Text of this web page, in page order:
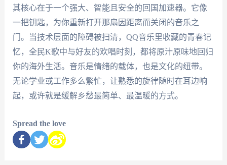
其核心在于一个强大、智能且安全的回国加速器。它像
一把钥匙，为你重新打开那扇因距离而关闭的音乐之
门。当技术层面的障碍被扫清，QQ音乐里收藏的青春记
忆，全民K歌中与好友的欢唱时刻，都将原汁原味地回归
你的海外生活。音乐是情绪的载体，也是文化的纽带。
无论学业或工作多么繁忙，让熟悉的旋律随时在耳边响
起，或许就是缓解乡愁最简单、最温暖的方式。
Spread the love